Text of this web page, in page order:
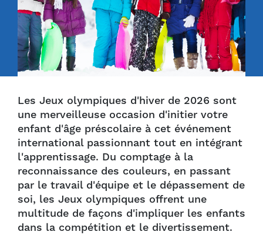
Les Jeux olympiques d'hiver de 2026 sont
une merveilleuse occasion d'initier votre
enfant d'âge préscolaire à cet événement
international passionnant tout en intégrant
l'apprentissage. Du comptage à la
reconnaissance des couleurs, en passant
par le travail d'équipe et le dépassement de
soi, les Jeux olympiques offrent une
multitude de façons d'impliquer les enfants
dans la compétition et le divertissement.